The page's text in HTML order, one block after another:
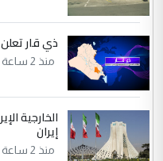
ذي قار
منذ 2 ساعة
الخارجية
إيران
منذ 2 ساعة